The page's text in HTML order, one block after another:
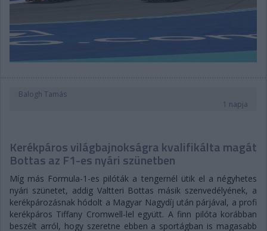
Balogh Tamás
1 napja
Kerékpáros világbajnokságra kvalifikálta magát
Bottas az F1-es nyári szünetben
Míg más Formula-1-es pilóták a tengernél ütik el a négyhetes
nyári szünetet, addig Valtteri Bottas másik szenvedélyének, a
kerékpározásnak hódolt a Magyar Nagydíj után párjával, a profi
kerékpáros Tiffany Cromwell-lel együtt. A finn pilóta korábban
beszélt arról, hogy szeretne ebben a sportágban is magasabb